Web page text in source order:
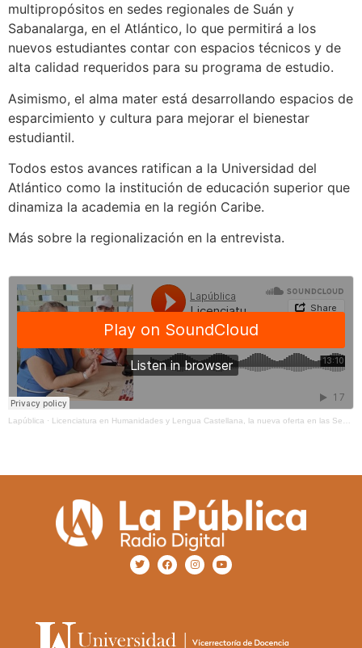
multipropósitos en sedes regionales de Suán y
Sabanalarga, en el Atlántico, lo que permitirá a los
nuevos estudiantes contar con espacios técnicos y de
alta calidad requeridos para su programa de estudio.
Asimismo, el alma mater está desarrollando espacios de
esparcimiento y cultura para mejorar el bienestar
estudiantil.
Todos estos avances ratifican a la Universidad del
Atlántico como la institución de educación superior que
dinamiza la academia en la región Caribe.
Más sobre la regionalización en la entrevista.
Lapública · Licenciatura en Humanidades y Lengua Castellana, la nueva oferta en las Sedes Regionales de la UA